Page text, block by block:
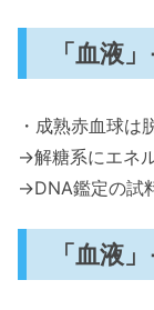
「血液
・成熟赤血球は
→解糖系にエネ
→DNA鑑定の試
「血液